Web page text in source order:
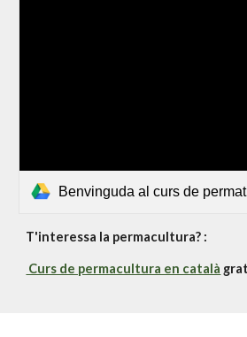
Benvinguda al curs de
T'interessa la permacultura? :
Curs de permacultura en català